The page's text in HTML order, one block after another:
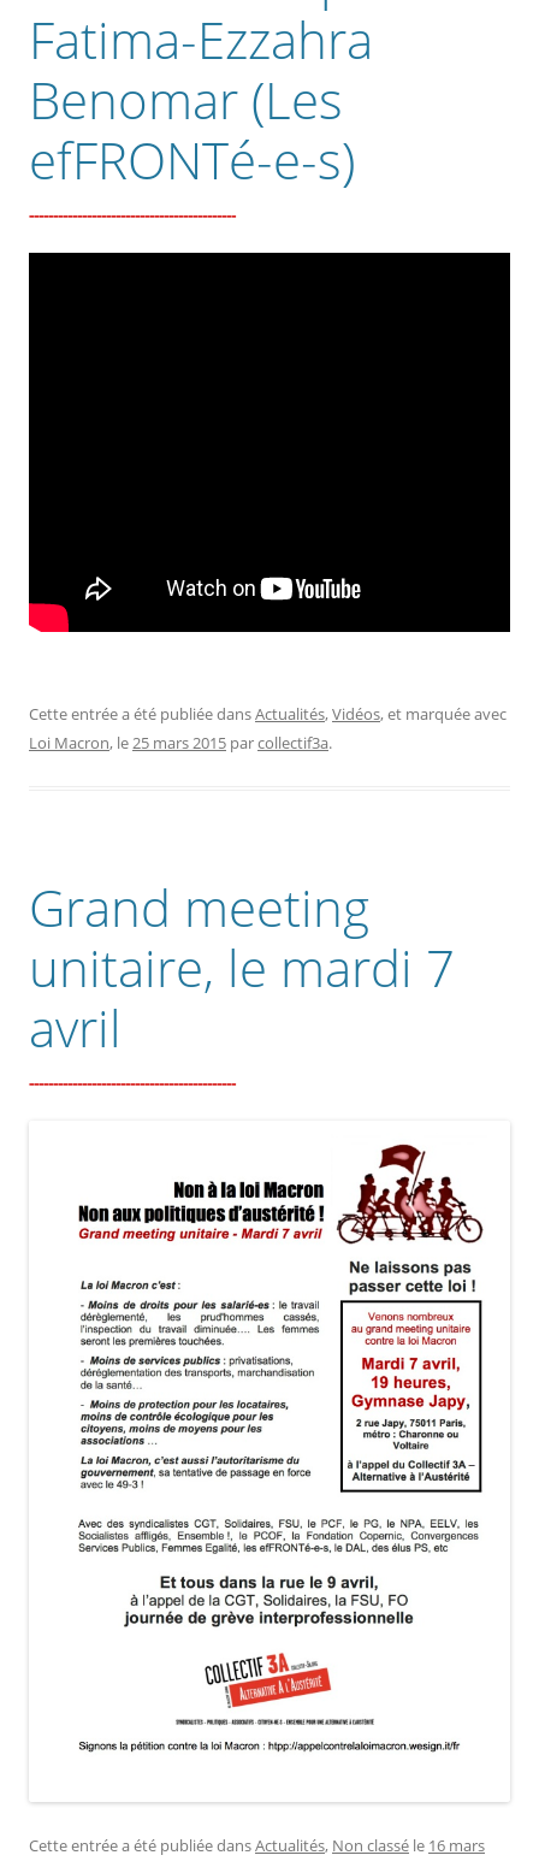
Fatima-Ezzahra
Benomar (Les
efFRONTé-e-s)
Cette entrée a été publiée dansActualités,Vidéos, et marquée avec
Loi Macron, le 25 mars 2015 parcollectif3a.
Grand meeting
unitaire, le mardi 7
avril
Cette entrée a été publiée dansActualités, Non classé le 16 mars